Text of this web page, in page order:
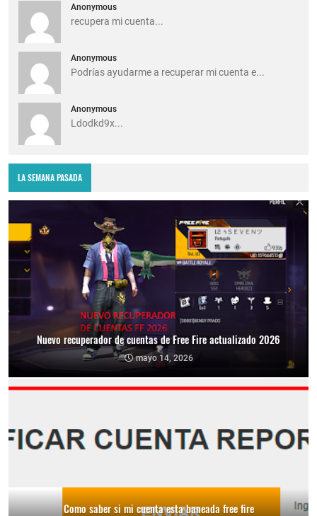
Anonymous
recupera mi cuenta...
Anonymous
Podrías ayudarme a recuperar mi cuenta e...
Anonymous
Ldodkd9x...
LA SEMANA PASADA
Nuevo recuperador de cuentas de Free Fire actualizado 2026
mayo 14, 2026
Como saber si mi cuenta esta baneada free fire